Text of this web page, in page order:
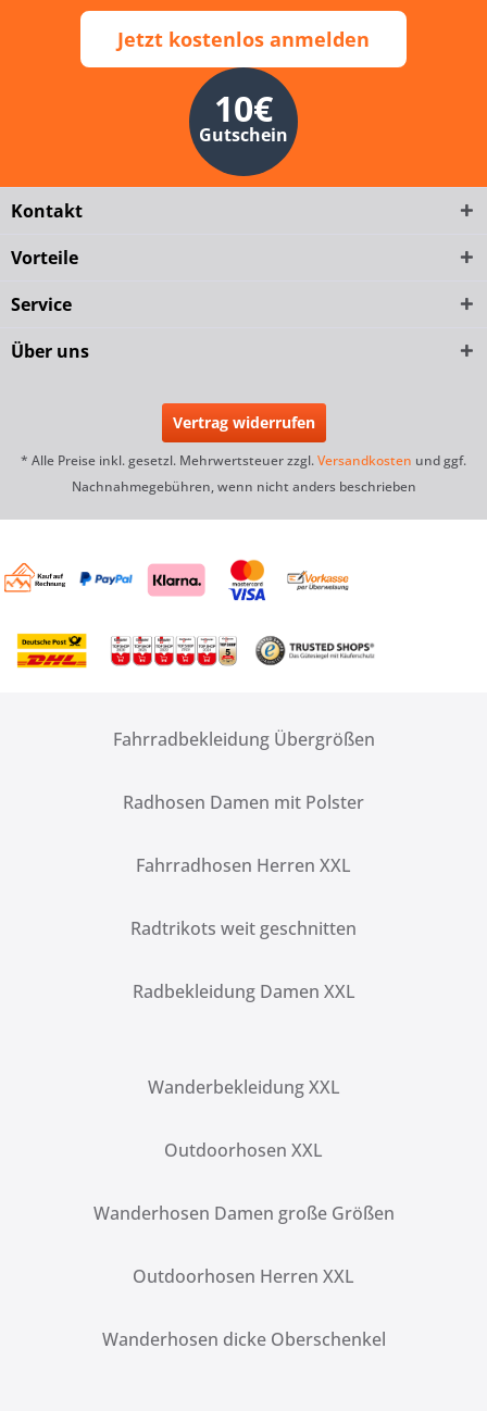
Jetzt kostenlos anmelden
10€
Gutschein
Kontakt
Vorteile
Service
Über uns
Vertrag widerrufen
* Alle Preise inkl. gesetzl. Mehrwertsteuer zzgl.Versandkosten und ggf.
Nachnahmegebühren, wenn nicht anders beschrieben
Fahrradbekleidung Übergrößen
Radhosen Damen mit Polster
Fahrradhosen Herren XXL
Radtrikots weit geschnitten
Radbekleidung Damen XXL
Wanderbekleidung XXL
Outdoorhosen XXL
Wanderhosen Damen große Größen
Outdoorhosen Herren XXL
Wanderhosen dicke Oberschenkel